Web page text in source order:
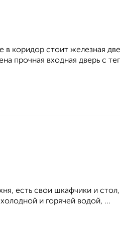
стоит железная
прочная входная дверь с
есть свои шкафчики и
и горячей водой, ...